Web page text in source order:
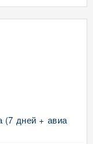
(7 дней + авиа